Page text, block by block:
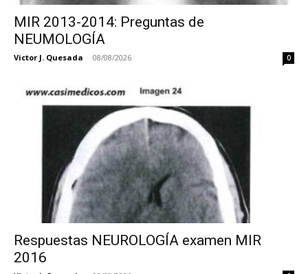
MIR 2013-2014: Preguntas de
NEUMOLOGÍA
Victor J. Quesada - 08/08/2026 0
Respuestas NEUROLOGÍA examen MIR
2016